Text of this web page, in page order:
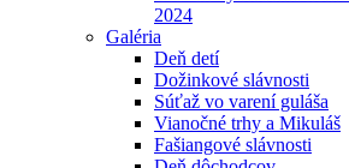
2024
Galéria
Deň detí
Dožinkové slávnosti
Súťaž vo varení guláša
Vianočné trhy a Mikuláš
Fašiangové slávnosti